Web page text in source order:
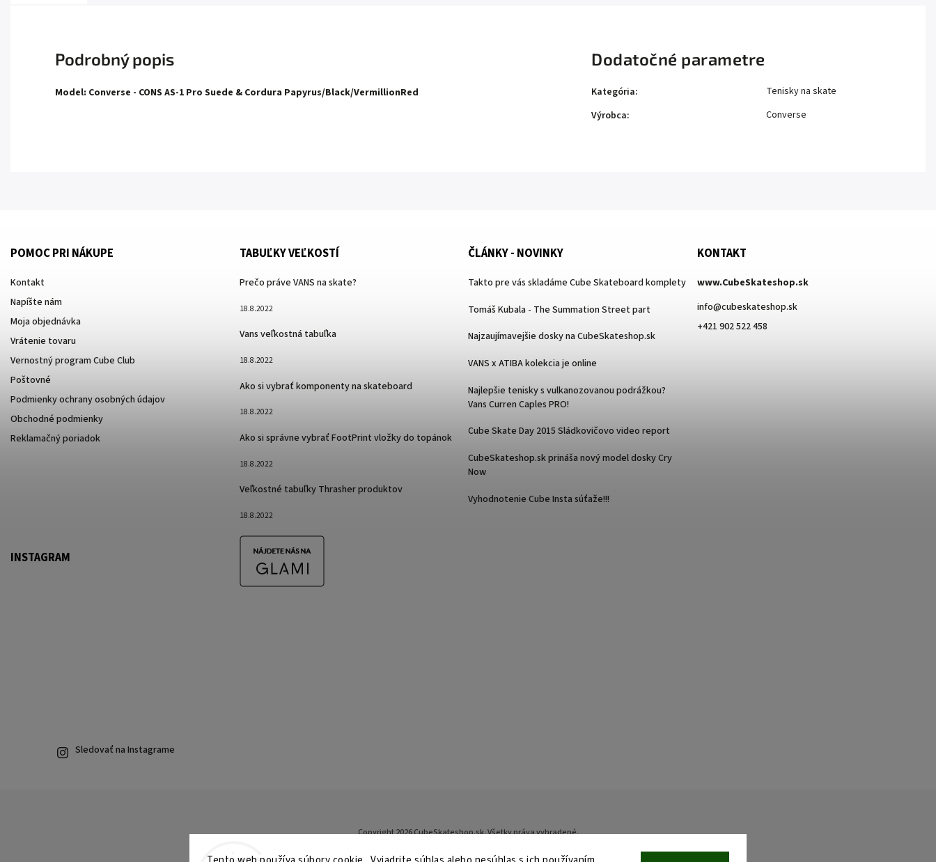
Podrobný popis
Model: Converse - CONS AS-1 Pro Suede & Cordura Papyrus/Black/VermillionRed
Dodatočné parametre
Kategória:
Tenisky na skate
Výrobca: Converse
POMOC PRI NÁKUPE
Kontakt
Napíšte nám
Moja objednávka
Vrátenie tovaru
Vernostný program Cube Club
Poštovné
Podmienky ochrany osobných údajov
Obchodné podmienky
Reklamačný poriadok
TABUĽKY VEĽKOSTÍ
Prečo práve VANS na skate?
18.8.2022
Vans veľkostná tabuľka
18.8.2022
Ako si vybrať komponenty na skateboard
18.8.2022
Ako si správne vybrať FootPrint vložky do topánok
18.8.2022
Veľkostné tabuľky Thrasher produktov
18.8.2022
ČLÁNKY - NOVINKY
Takto pre vás skladáme Cube Skateboard komplety
Tomáš Kubala - The Summation Street part
Najzaujímavejšie dosky na CubeSkateshop.sk
VANS x ATIBA kolekcia je online
Najlepšie tenisky s vulkanozovanou podrážkou?
Vans Curren Caples PRO!
Cube Skate Day 2015 Sládkovičovo video report
CubeSkateshop.sk prináša nový model dosky Cry
Now
Vyhodnotenie Cube Insta súťaže!!!
KONTAKT
www.CubeSkateshop.sk
info@cubeskateshop.sk
+421 902 522 458
INSTAGRAM
Sledovať na Instagrame
Copyright 2026CubeSkateshop.sk. Všetky práva vyhradené.